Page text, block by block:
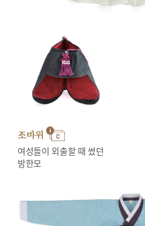
조바위
여성들이 외출할 때 썼던
방한모